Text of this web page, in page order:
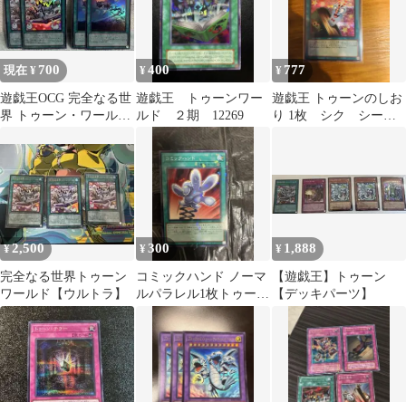
現在 ¥ 700
遊戯王OCG 完全なる世
界 トゥーン・ワールド
¥400
遊戯王 トゥーンワー
ルド ２期 12269
¥ 777
遊戯王 トゥーンのしお
り 1枚 シク シーク
¥2,500
完全なる世界トゥーン
ワールド【ウルトラ】
¥300
コミックハンド ノーマ
ルパラレル1枚トゥーン
デッキパーツセットま
とめ売り
¥ 1,888
【遊戯王】トゥーン
【デッキパーツ】